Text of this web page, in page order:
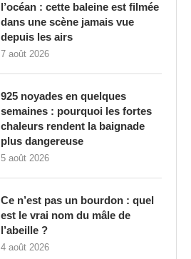
l’océan : cette baleine est filmée
dans une scène jamais vue
depuis les airs
7 août 2026
925 noyades en quelques
semaines : pourquoi les fortes
chaleurs rendent la baignade
plus dangereuse
5 août 2026
Ce n’est pas un bourdon : quel
est le vrai nom du mâle de
l’abeille ?
4 août 2026